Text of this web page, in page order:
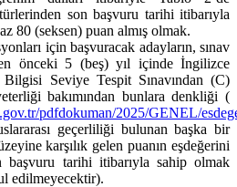
son başvuru tarihi itibarıyla
80 (seksen) puan almış olmak.
için başvuracak adayların, sınav
önceki 5 (beş) yıl içinde İngilizce
Seviye Tespit Sınavından (C)
bakımından bunlara denkliği (
pdfdokuman/2025/GENEL/
geçerliliği bulunan başka bir
karşılık gelen puanın eşdeğerini
başvuru tarihi itibarıyla sahip olmak
edilmeyecektir).